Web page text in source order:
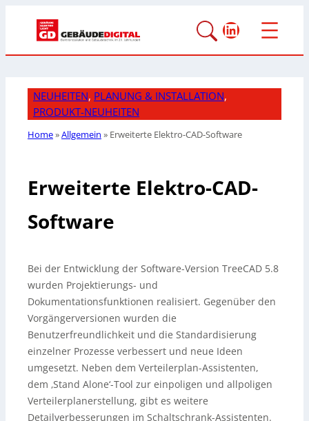
LinkedIn
NEUHEITEN, PLANUNG & INSTALLATION
PRODUKT-NEUHEITEN
Home»Allgemein » Erweiterte Elektro-CAD-Software
Erweiterte Elektro-CAD-
Software
Bei der Entwicklung der Software-Version TreeCAD 5.8
wurden Projektierungs- und
Dokumentationsfunktionen realisiert. Gegenüber den
Vorgängerversionen wurden die
Benutzerfreundlichkeit und die Standardisierung
einzelner Prozesse verbessert und neue Ideen
umgesetzt. Neben dem Verteilerplan-Assistenten,
dem ‚Stand Alone‘-Tool zur einpoligen und allpoligen
Verteilerplanerstellung, gibt es weitere
Detailverbesserungen im Schaltschrank-Assistenten.